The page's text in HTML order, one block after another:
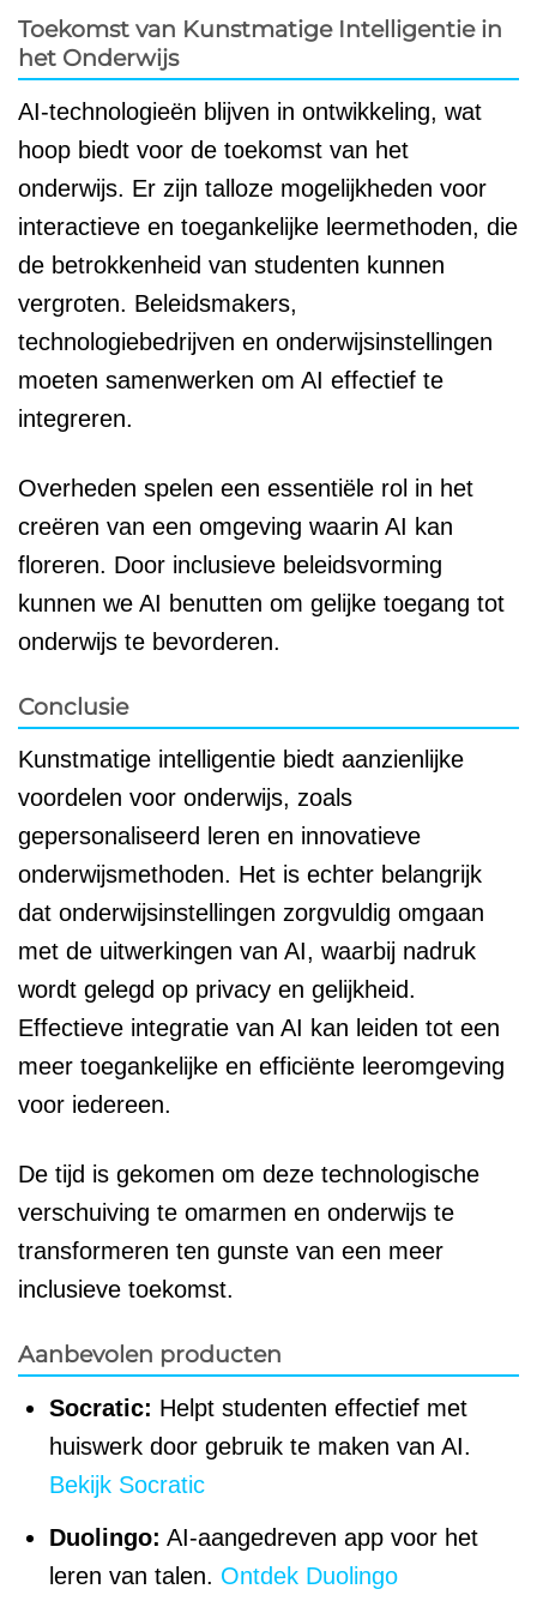
Toekomst van Kunstmatige Intelligentie in
het Onderwijs
AI-technologieën blijven in ontwikkeling, wat
hoop biedt voor de toekomst van het
onderwijs. Er zijn talloze mogelijkheden voor
interactieve en toegankelijke leermethoden, die
de betrokkenheid van studenten kunnen
vergroten. Beleidsmakers,
technologiebedrijven en onderwijsinstellingen
moeten samenwerken om AI effectief te
integreren.
Overheden spelen een essentiële rol in het
creëren van een omgeving waarin AI kan
floreren. Door inclusieve beleidsvorming
kunnen we AI benutten om gelijke toegang tot
onderwijs te bevorderen.
Conclusie
Kunstmatige intelligentie biedt aanzienlijke
voordelen voor onderwijs, zoals
gepersonaliseerd leren en innovatieve
onderwijsmethoden. Het is echter belangrijk
dat onderwijsinstellingen zorgvuldig omgaan
met de uitwerkingen van AI, waarbij nadruk
wordt gelegd op privacy en gelijkheid.
Effectieve integratie van AI kan leiden tot een
meer toegankelijke en efficiënte leeromgeving
voor iedereen.
De tijd is gekomen om deze technologische
verschuiving te omarmen en onderwijs te
transformeren ten gunste van een meer
inclusieve toekomst.
Aanbevolen producten
Socratic: Helpt studenten effectief met
huiswerk door gebruik te maken van AI.
Bekijk Socratic
Duolingo: AI-aangedreven app voor het
leren van talen. Ontdek Duolingo